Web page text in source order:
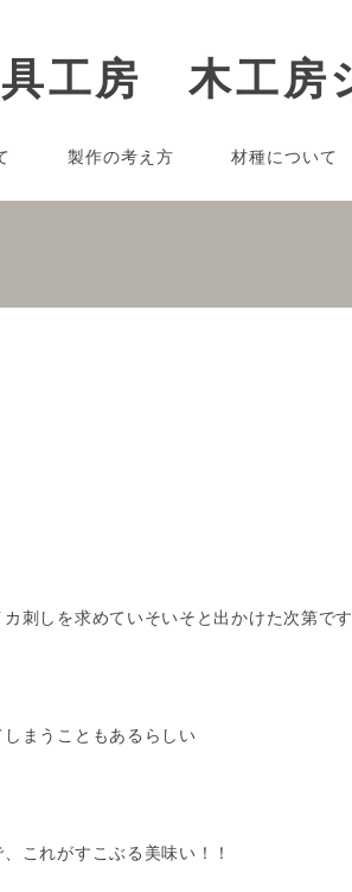
製作の考え方 材種について
刺しを求めていそいそと出かけた次第です
まうこともあるらしい
これがすこぶる美味い！！